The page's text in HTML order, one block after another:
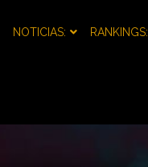
NOTICIAS: RANKINGS: